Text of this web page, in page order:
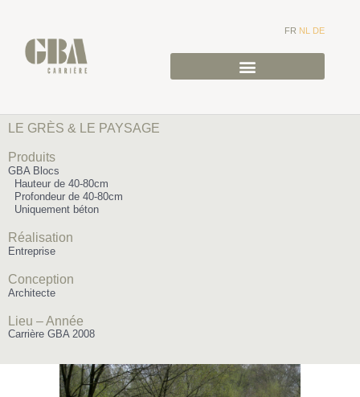
FR NL DE
LE GRÈS & LE PAYSAGE
Produits
GBA Blocs
Hauteur de 40-80cm
Profondeur de 40-80cm
Uniquement béton
Réalisation
Entreprise
Conception
Architecte
Lieu – Année
Carrière GBA 2008